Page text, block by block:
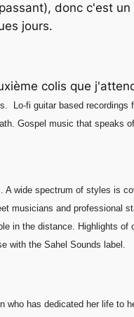
donc c'est
jours.
colis que
Lo-fi guitar based
Gospel music that speaks
wide spectrum of styles is
musicians and professional
in the distance. Highlights
with the Sahel Sounds label.
has dedicated her life